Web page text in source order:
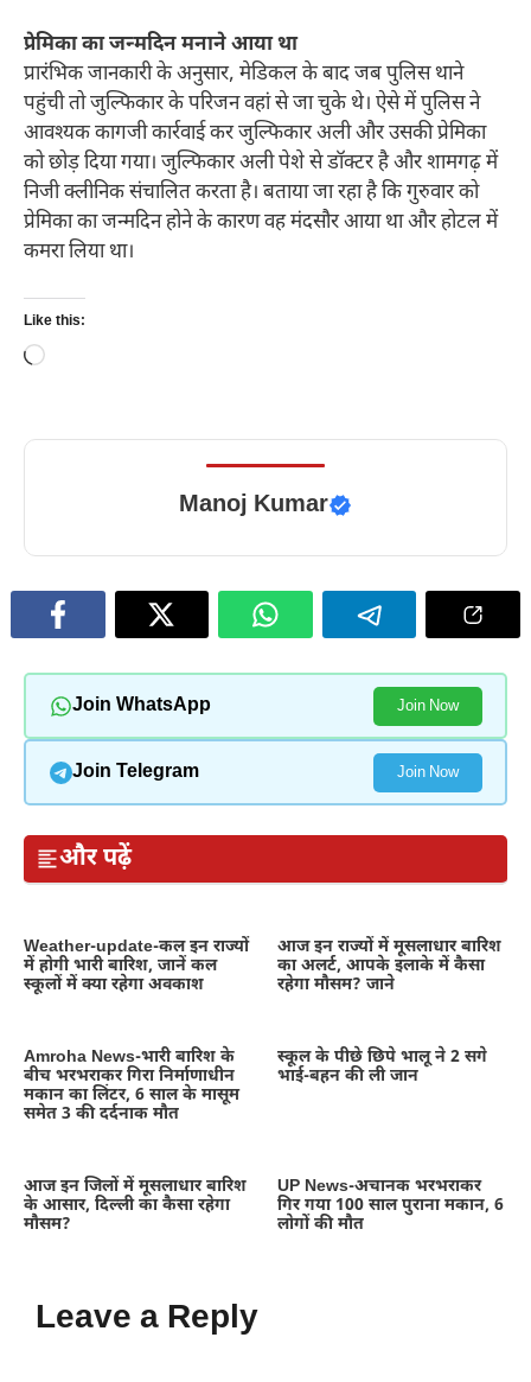
प्रेमिका का जन्मदिन मनाने आया था
प्रारंभिक जानकारी के अनुसार, मेडिकल के बाद जब पुलिस थाने
पहुंची तो जुल्फिकार के परिजन वहां से जा चुके थे। ऐसे में पुलिस ने
आवश्यक कागजी कार्रवाई कर जुल्फिकार अली और उसकी प्रेमिका
को छोड़ दिया गया। जुल्फिकार अली पेशे से डॉक्टर है और शामगढ़ में
निजी क्लीनिक संचालित करता है। बताया जा रहा है कि गुरुवार को
प्रेमिका का जन्मदिन होने के कारण वह मंदसौर आया था और होटल में
कमरा लिया था।
Like this:
Loading…
Manoj Kumar
Join WhatsApp Join Now
Join Telegram Join Now
और पढ़ें
Weather-update-कल इन राज्यों
में होगी भारी बारिश, जानें कल
स्कूलों में क्या रहेगा अवकाश
आज इन राज्यों में मूसलाधार बारिश
का अलर्ट, आपके इलाके में कैसा
रहेगा मौसम? जाने
Amroha News-भारी बारिश के
बीच भरभराकर गिरा निर्माणाधीन
मकान का लिंटर, 6 साल के मासूम
समेत 3 की दर्दनाक मौत
स्कूल के पीछे छिपे भालू ने 2 सगे
भाई-बहन की ली जान
आज इन जिलों में मूसलाधार बारिश
के आसार, दिल्ली का कैसा रहेगा
मौसम?
UP News-अचानक भरभराकर
गिर गया 100 साल पुराना मकान, 6
लोगों की मौत
Leave a Reply